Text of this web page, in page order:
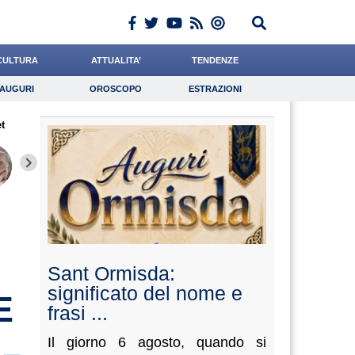
ATTUALITA’ TENDENZE
Auguri Oroscopo Estrazioni
Lavoro Psicologia
AUGURI OROSCOPO ESTRAZIONI
Chelini Catizone Grassotti Bonanni Santaniello
Sant Ormisda:
significato del nome e
frasi ...
Il giorno 6 agosto, quando si